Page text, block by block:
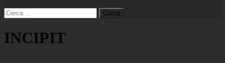
Ricerca
per:
INCIPIT